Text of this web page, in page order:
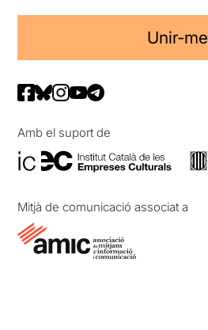
Unir-me
Amb el suport de
Mitjà de comunicació associat a